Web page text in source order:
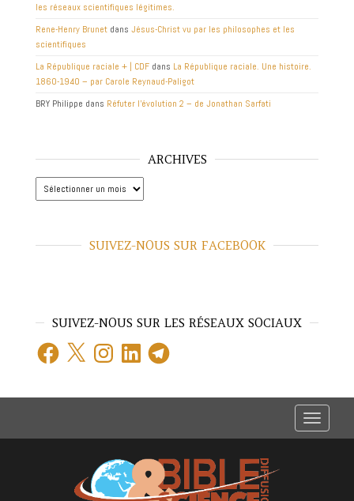
les réseaux scientifiques légitimes.
Rene-Henry Brunet dans Jésus-Christ vu par les philosophes et les
scientifiques
La République raciale + | CDF dans La République raciale. Une histoire.
1860-1940 – par Carole Reynaud-Paligot
BRY Philippe dans Réfuter l’évolution 2 – de Jonathan Sarfati
ARCHIVES
Archives
SUIVEZ-NOUS SUR FACEBOOK
SUIVEZ-NOUS SUR LES RÉSEAUX SOCIAUX
Facebook InstagramLinkedIn Telegram
T
o